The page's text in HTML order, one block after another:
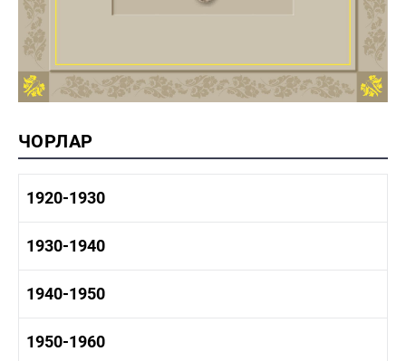
ЧОРЛАР
1920-1930
1920-1930 тарих
1920-1930 мәдәният
1930-1940
1930-1940 тарих
1930-1940 мәдәният
1940-1950
1940-1950 тарих
1950-1960